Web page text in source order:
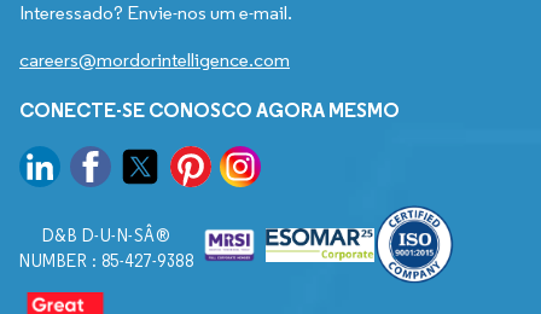
Interessado? Envie-nos um e-mail.
careers@mordorintelligence.com
CONECTE-SE CONOSCO AGORA MESMO
D&B D-U-N-SÂ®
NUMBER : 85-427-9388